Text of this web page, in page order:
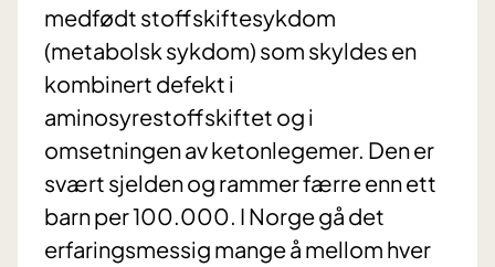
medfødt stoffskiftesykdom
(metabolsk sykdom) som skyldes en
kombinert defekt i
aminosyrestoffskiftet og i
omsetningen av ketonlegemer. Den er
svært sjelden og rammer færre enn ett
barn per 100.000. I Norge gå det
erfaringsmessig mange å mellom hver